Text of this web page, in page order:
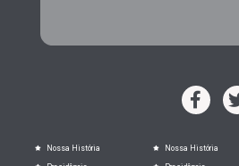
Nossa História Nossa História